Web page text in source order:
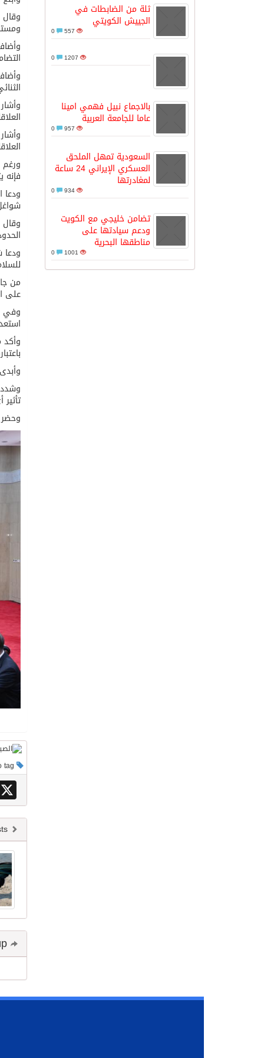
كسوة الكعبة تعتلي البيت العتيق
“سبيس إكس” تطلق 24 قمرًا صناعيًا جديدًا إلى الفضاء
منظمة المرأة العربية تطلق «نموذج محاكاة
ثلة من الضابطات في
الجييش الكويتي
557
1207
بالاجماع نبيل فهمي امينا
عاما للجامعة العربية
957
السعودية تمهل الملحق
العسكري الإيراني 24 ساعة
لمغادرتها
934
تضامن خليجي مع الكويت
ودعم سيادتها على
مناطقها البحرية
1001
وقال
ورغم
فإنه
ودعا
وقال
ودعا
من
على
وفي
وأكد
وشدد
X